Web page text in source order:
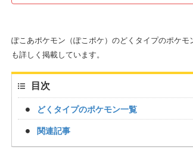
ぽこあポケモン（ぽこポケ）のどくタイプのポケ
も詳しく掲載しています。
目次
どくタイプのポケモン一覧
関連記事